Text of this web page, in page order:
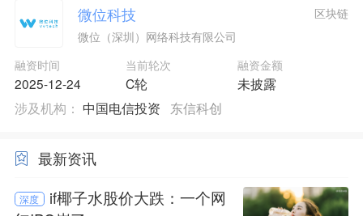
微位科技
微位（深圳）网络科技有限公司
融资时间
2025-12-24
当前轮次
C轮
融资金额
未披露
区块链
涉及机构： 中国电信投资 东信科创
最新资讯
深度
if椰子水股价大跌：一个网